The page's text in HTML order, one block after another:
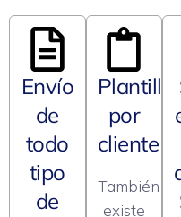
Envío
de
todo
tipo
de
por
cliente
También
existe